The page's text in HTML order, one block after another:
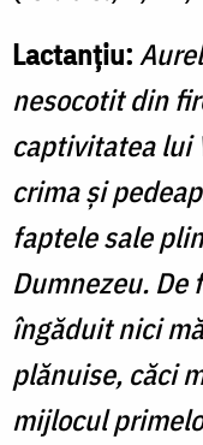
Lactanțiu:
nesocotit din
captivitatea lui
crima şi
faptele sale
Dumnezeu.
îngăduit nici
plănuise, căci
mijlocul